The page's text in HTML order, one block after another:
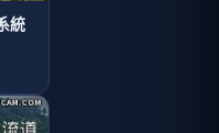
統